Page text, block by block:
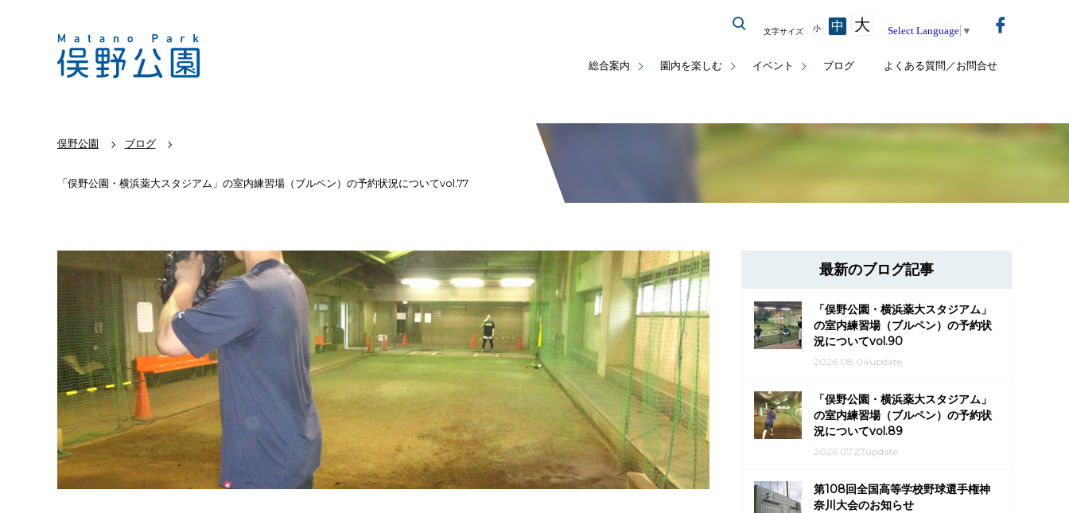
総合案内 園内を楽しむ イベント ブログ よくある質問／お問合せ
文字サイズ 小 中 大 Select Language ▼
俣野公園 ブログ
「俣野公園・横浜薬大スタジアム」の室内練習場（ブルペン）の予約状況についてvol.77
最新のブログ記事
「俣野公園・横浜薬大スタジアム」
の室内練習場（ブルペン）の予約状
況についてvol.90
2026.08.04update
「俣野公園・横浜薬大スタジアム」
の室内練習場（ブルペン）の予約状
況についてvol.89
2026.07.27update
第108回全国高等学校野球選手権神
奈川大会のお知らせ